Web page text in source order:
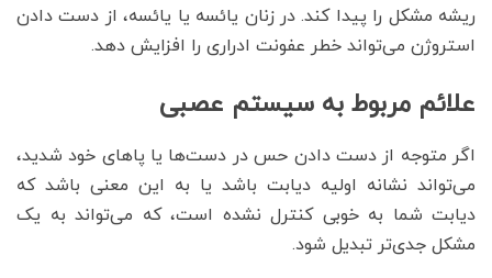
ریشه مشکل را پیدا کند. در زنان یائسه یا یائسه، از دست دادن
استروژن می‌تواند خطر عفونت ادراری را افزایش دهد.
علائم مربوط به سیستم عصبی
اگر متوجه از دست دادن حس در دست‌ها یا پاهای خود شدید،
می‌تواند نشانه اولیه دیابت باشد یا به این معنی باشد که
دیابت شما به خوبی کنترل نشده است، که می‌تواند به یک
مشکل جدی‌تر تبدیل شود.